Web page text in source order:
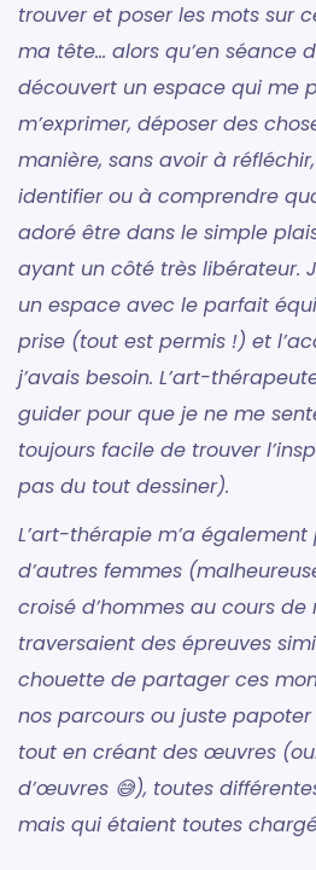
trouver et poser les mots sur
ma tête… alors qu’en séance
découvert un espace qui me
m’exprimer, déposer des
manière, sans avoir à
identifier ou à comprendre
adoré être dans le simple
ayant un côté très libérateur.
un espace avec le parfait
prise (tout est permis !) et
j’avais besoin. L’art-
guider pour que je ne me
toujours facile de trouver
pas du tout dessiner).
L’art-thérapie m’a
d’autres femmes
croisé d’hommes au cours
traversaient des épreuves
chouette de partager ces
nos parcours ou juste
tout en créant des œuvres
d’œuvres 😅), toutes
mais qui étaient toutes